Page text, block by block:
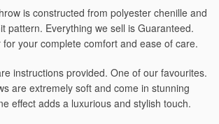
is constructed from polyester chenille and
pattern. Everything we sell is Guaranteed.
your complete comfort and ease of care.
instructions provided. One of our favourites.
are extremely soft and come in stunning
effect adds a luxurious and stylish touch.